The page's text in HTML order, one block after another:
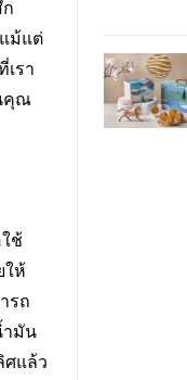
ม้แต่
รา
คุณ
ช้
ให้
รถ
ำมัน
ศแล้ว